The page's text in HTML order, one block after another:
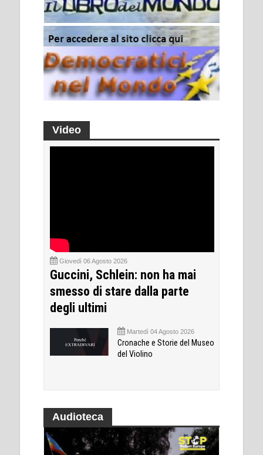
Video
Giovedì 06 Agosto 2026
Guccini, Schlein: non ha mai
smesso di stare dalla parte
degli ultimi
Martedì 04 Agosto 2026
Cronache e Storie del Museo
del Violino
Audioteca